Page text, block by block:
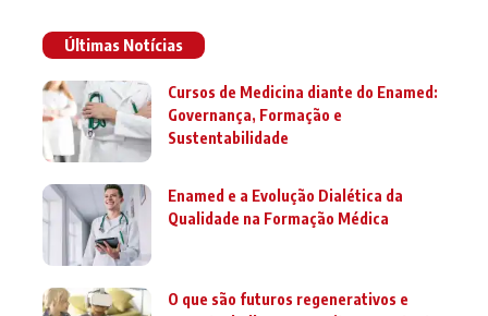
Últimas Notícias
Cursos de Medicina diante do Enamed:
Governança, Formação e
Sustentabilidade
Enamed e a Evolução Dialética da
Qualidade na Formação Médica
O que são futuros regenerativos e